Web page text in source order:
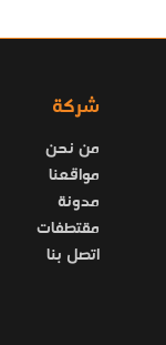
شركة
من نحن
مواقعنا
مدونة
مقتطفات
اتصل بنا